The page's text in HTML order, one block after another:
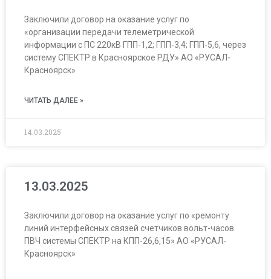
Заключили договор на оказание услуг по
«организации передачи телеметрической
информации с ПС 220кВ ГПП-1,2; ГПП-3,4; ГПП-5,6, через
систему СПЕКТР в Красноярское РДУ» АО «РУСАЛ-
Красноярск»
ЧИТАТЬ ДАЛЕЕ »
14.03.2025
13.03.2025
Заключили договор на оказание услуг по «ремонту
линий интерфейсных связей счетчиков вольт-часов
ПВЧ системы СПЕКТР на КПП-26,6,15» АО «РУСАЛ-
Красноярск»